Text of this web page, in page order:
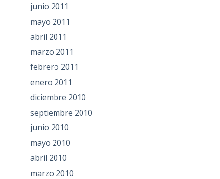
junio 2011
mayo 2011
abril 2011
marzo 2011
febrero 2011
enero 2011
diciembre 2010
septiembre 2010
junio 2010
mayo 2010
abril 2010
marzo 2010